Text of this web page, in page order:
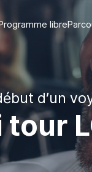
libre
d’un